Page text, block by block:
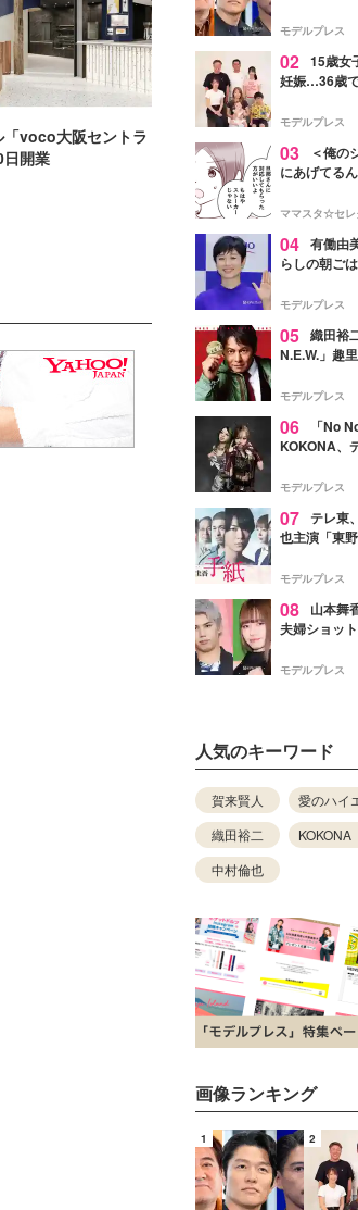
「voco大阪セントラ
開業
最大の敬意と
モデルプレス
02 15歳女
妊娠…36歳
よ！」
モデルプレス
03
＜俺の
にあげてる
ママスタ☆セレ
04 有働由
らしの朝ご
そう」と反響
モデルプレス
05 織田裕
N.E.W.」趣
徴する“謎の
モデルプレス
06
「No
KOKONA、
リリースへ
モデルプレス
07 テレ東
也主演「東
モデルプレス
08
山本舞
夫婦ショッ
モデルプレス
人気のキーワード
賀来賢人 愛のハイ
織田裕二
KOKONA
中村倫也
画像ランキング
1 2